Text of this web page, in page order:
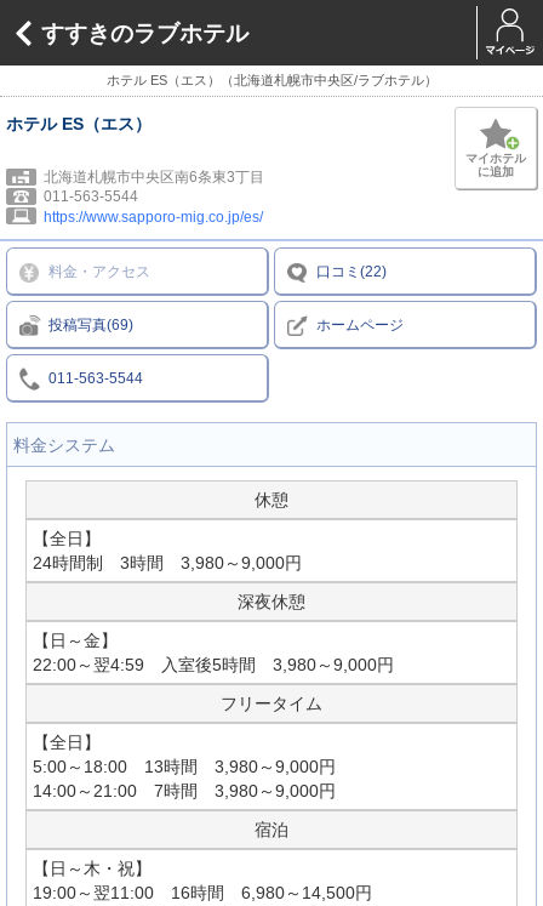
すすきのラブホテル
ホテル ES（エス）（北海道札幌市中央区/ラブホテル）
ホテル ES（エス）
北海道札幌市中央区南6条東3丁目
011-563-5544
https://www.sapporo-mig.co.jp/es/
マイホテル
に追加
料金・アクセス 口コミ(22)
投稿写真(69) ホームページ
011-563-5544
料金システム
休憩
【全日】
24時間制 3時間 3,980～9,000円
深夜休憩
【日～金】
22:00～翌4:59 入室後5時間 3,980～9,000円
フリータイム
【全日】
5:00～18:00 13時間 3,980～9,000円
14:00～21:00 7時間 3,980～9,000円
宿泊
【日～木・祝】
19:00～翌11:00 16時間 6,980～14,500円